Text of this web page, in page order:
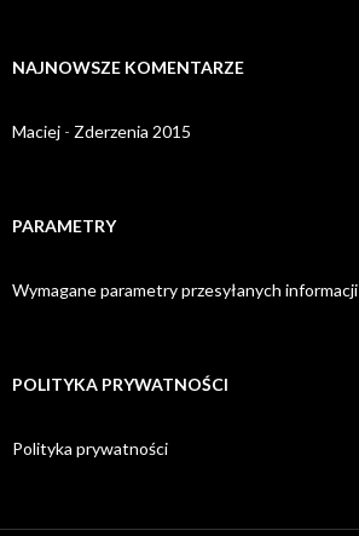
NAJNOWSZE KOMENTARZE
Maciej - Zderzenia 2015
PARAMETRY
Wymagane parametry przesyłanych informacji
POLITYKA PRYWATNOŚCI
Polityka prywatności